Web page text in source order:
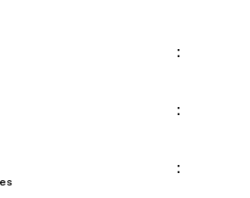
:
:
: